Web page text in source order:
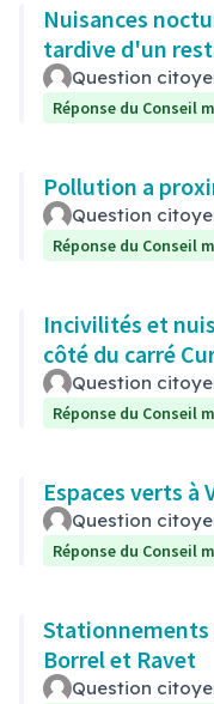
Nuisances
tardive d'un
Question
Réponse du Conseil
Pollution a
Question
Réponse du Conseil
Incivilités et
côté du carré
Question
Réponse du Conseil
Espaces verts à
Question
Réponse du Conseil
Stationnements
Borrel et Ravet
Question